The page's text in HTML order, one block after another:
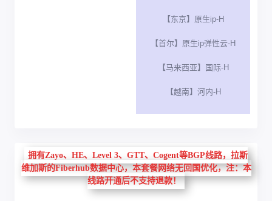
【东京】原生ip-H
【首尔】原生ip弹性云-H
【马来西亚】国际-H
【越南】河内-H
拥有Zayo、HE、Level 3、GTT、Cogent等BGP线路，拉斯
维加斯的Fiberhub数据中心，本套餐网络无回国优化，注：本
线路开通后不支持退款！